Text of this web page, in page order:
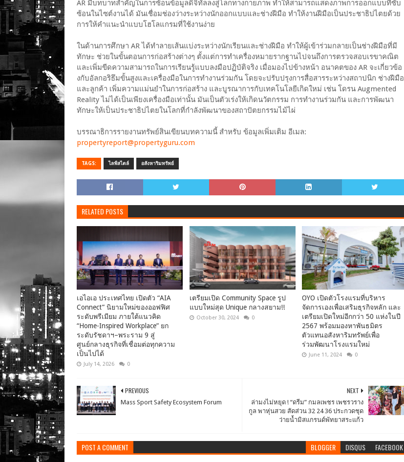
AR มีบทบาทสำคัญในการซ้อนข้อมูลดิจิทัลลงสู่โลกทางกายภาพ ทำให้สามารถแสดงภาพการออกแบบที่ซับ
ซ้อนในไซต์งานได้ มันเชื่อมช่องว่างระหว่างนักออกแบบและช่างฝีมือ ทำให้งานฝีมือเป็นประชาธิปไตยด้วย
การให้คำแนะนำแบบโฮโลแกรมที่ใช้งานง่าย
ในด้านการศึกษา AR ได้ทำลายเส้นแบ่งระหว่างนักเรียนและช่างฝีมือ ทำให้ผู้เข้าร่วมกลายเป็นช่างฝีมือที่มี
ทักษะ ช่วยในขั้นตอนการก่อสร้างต่างๆ ตั้งแต่การทำเครื่องหมายรากฐานไปจนถึงการตรวจสอบเรขาคณิต
และเพิ่มขีดความสามารถในการเรียนรู้แบบลงมือปฏิบัติจริง เมื่อมองไปข้างหน้า อนาคตของ AR จะเกี่ยวข้อ
งกับอัลกอริธึมขั้นสูงและเครื่องมือในการทำงานร่วมกัน โดยจะปรับปรุงการสื่อสารระหว่างสถาปนิก ช่างฝีมือ
และลูกค้า เพิ่มความแม่นยำในการก่อสร้าง และบูรณาการกับเทคโนโลยีเกิดใหม่ เช่น โดรน Augmented
Reality ไม่ได้เป็นเพียงเครื่องมือเท่านั้น มันเป็นตัวเร่งให้เกิดนวัตกรรม การทำงานร่วมกัน และการพัฒนา
ทักษะให้เป็นประชาธิปไตยในโลกที่กำลังพัฒนาของสถาปัตยกรรมไม้ไผ่
บรรณาธิการรายงานทรัพย์สินเขียนบทความนี้ สำหรับ ข้อมูลเพิ่มเติม อีเมล:
propertyreport@propertyguru.com
TAGS: ไลฟ์สไตล์ อสังหาริมทรัพย์
RELATED POSTS
เอไอเอ ประเทศไทย เปิดตัว “AIA
Connect” นิยามใหม่ของออฟฟิศ
ระดับพรีเมียม ภายใต้แนวคิด
“Home-Inspired Workplace” ยก
ระดับรัชดาฯ–พระราม 9 สู่
ศูนย์กลางธุรกิจที่เชื่อมต่อทุกความ
เป็นไปได้
July 14, 2026 0
เตรียมเปิด Community Space รูป
แบบใหม่สุด Unique กลางสยาม!!
October 30, 2024 0
OYO เปิดตัวโรงแรมที่บริหาร
จัดการเองเพื่อเสริมธุรกิจหลัก และ
เตรียมเปิดใหม่อีกกว่า 50 แห่งในปี
2567 พร้อมมองหาพันธมิตร
ตัวแทนอสังหาริมทรัพย์เพื่อ
ร่วมพัฒนาโรงแรมใหม่
June 11, 2024 0
NEXT
ล่ามงไม่หยุด ! “ดรีม” กมลเพชร เพชรวราง
กูล พาหุ่นสวย สัดส่วน 32 24 36 ประกวดชุด
ว่ายน้ำมิสแกรนด์พัทยาสระแก้ว
PREVIOUS
Mass Sport Safety Ecosystem Forum
POST A COMMENT BLOGGER DISQUS FACEBOOK